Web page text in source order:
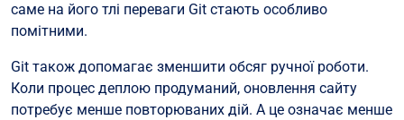
саме на його тлі переваги Git стають особливо
помітними.
Git також допомагає зменшити обсяг ручної роботи.
Коли процес деплою продуманий, оновлення сайту
потребує менше повторюваних дій. А це означає менше